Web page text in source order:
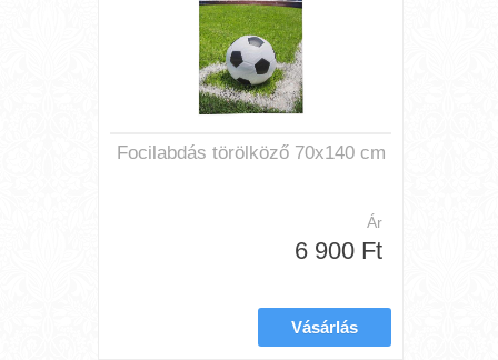
Focilabdás törölköző 70x140 cm
Ár
6 900 Ft